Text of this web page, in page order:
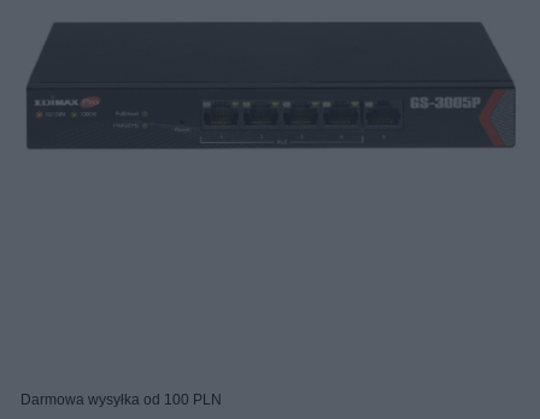
Darmowa wysyłka od 100 PLN